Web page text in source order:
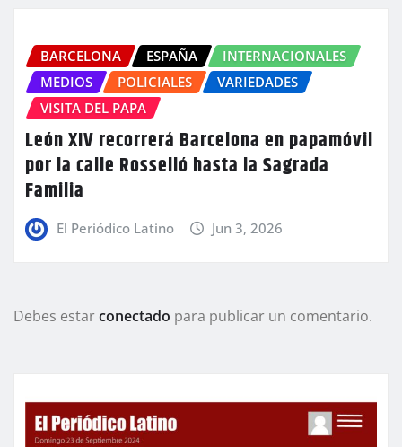
BARCELONA ESPAÑA
INTERNACIONALES
MEDIOS
POLICIALES
VARIEDADES
VISITA DEL PAPA
León XIV recorrerá Barcelona en papamóvil
por la calle Rosselló hasta la Sagrada
Familia
El Periódico Latino Jun 3, 2026
Debes estarconectado para publicar un comentario.